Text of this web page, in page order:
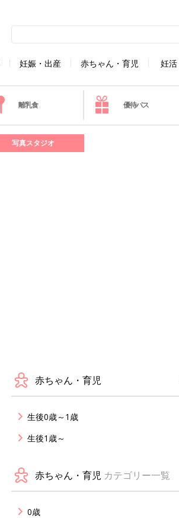
妊娠・出産 赤ちゃん・育児 妊活
離乳食 優待パス
写真スタジオ
赤ちゃん・育児
生後0歳～1歳
生後1歳～
赤ちゃん・育児 カテゴリー一覧
0歳